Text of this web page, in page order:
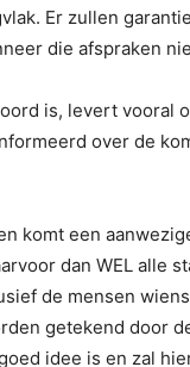
Er zullen
die afspraken
is, levert vooral
over de
komt een
dan WEL alle
de mensen
getekend door
idee is en zal